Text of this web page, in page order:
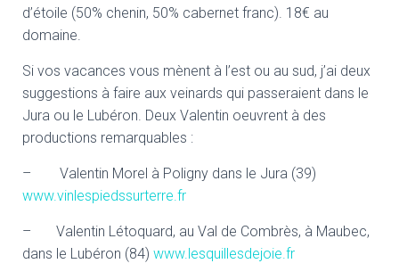
d’étoile (50% chenin, 50% cabernet franc). 18€ au
domaine.
Si vos vacances vous mènent à l’est ou au sud, j’ai deux
suggestions à faire aux veinards qui passeraient dans le
Jura ou le Lubéron. Deux Valentin oeuvrent à des
productions remarquables :
– Valentin Morel à Poligny dans le Jura (39)
www.vinlespiedssurterre.fr
– Valentin Létoquard, au Val de Combrès, à Maubec,
dans le Lubéron (84) www.lesquillesdejoie.fr